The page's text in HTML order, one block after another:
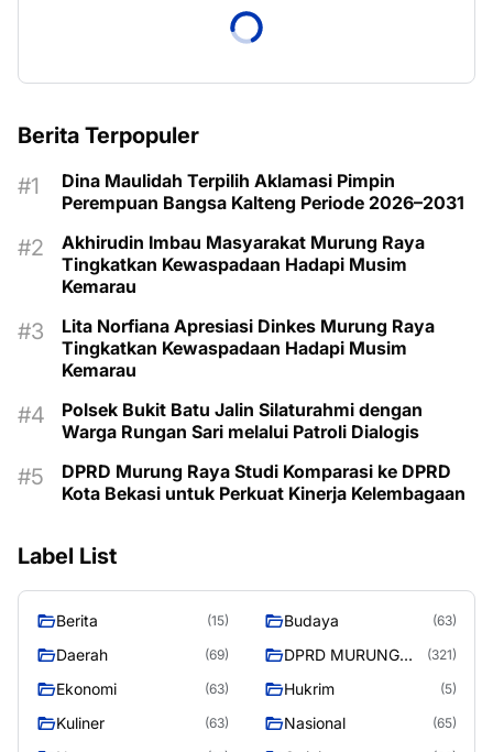
Berita Terpopuler
Dina Maulidah Terpilih Aklamasi Pimpin
Perempuan Bangsa Kalteng Periode 2026–2031
Akhirudin Imbau Masyarakat Murung Raya
Tingkatkan Kewaspadaan Hadapi Musim
Kemarau
Lita Norfiana Apresiasi Dinkes Murung Raya
Tingkatkan Kewaspadaan Hadapi Musim
Kemarau
Polsek Bukit Batu Jalin Silaturahmi dengan
Warga Rungan Sari melalui Patroli Dialogis
DPRD Murung Raya Studi Komparasi ke DPRD
Kota Bekasi untuk Perkuat Kinerja Kelembagaan
Label List
Berita (15) Budaya (63)
Daerah (69)
DPRD MURUNG
(321)
Ekonomi (63) Hukrim (5)
Kuliner (63) Nasional (65)